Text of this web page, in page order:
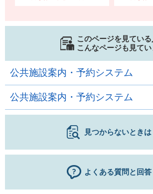
このページを見てい
こんなページも見て
公共施設案内・予約システム
公共施設案内・予約システム
見つからないときは
よくある質問と回答